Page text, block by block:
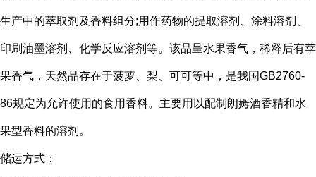
生产中的萃取剂及香料组分;用作药物的提取溶剂、涂料溶剂、
印刷油墨溶剂、化学反应溶剂等。该品呈水果香气，稀释后有苹
果香气，天然品存在于菠萝、梨、可可等中，是我国GB2760-
86规定为允许使用的食用香料。主要用以配制朗姆酒香精和水
果型香料的溶剂。
储运方式：